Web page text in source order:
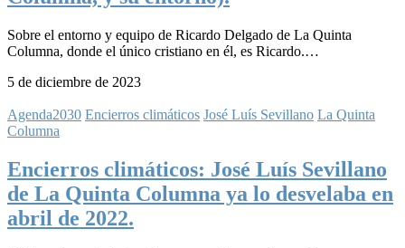
Sobre el entorno y equipo de Ricardo Delgado de La Quinta
Columna, donde el único cristiano en él, es Ricardo.…
5 de diciembre de 2023
Agenda2030 Encierros climáticos José Luís Sevillano La Quinta
Columna
Encierros climáticos: José Luís Sevillano
de La Quinta Columna ya lo desvelaba en
abril de 2022.